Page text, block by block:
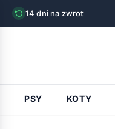
14 dni na zwrot
PSY KOTY